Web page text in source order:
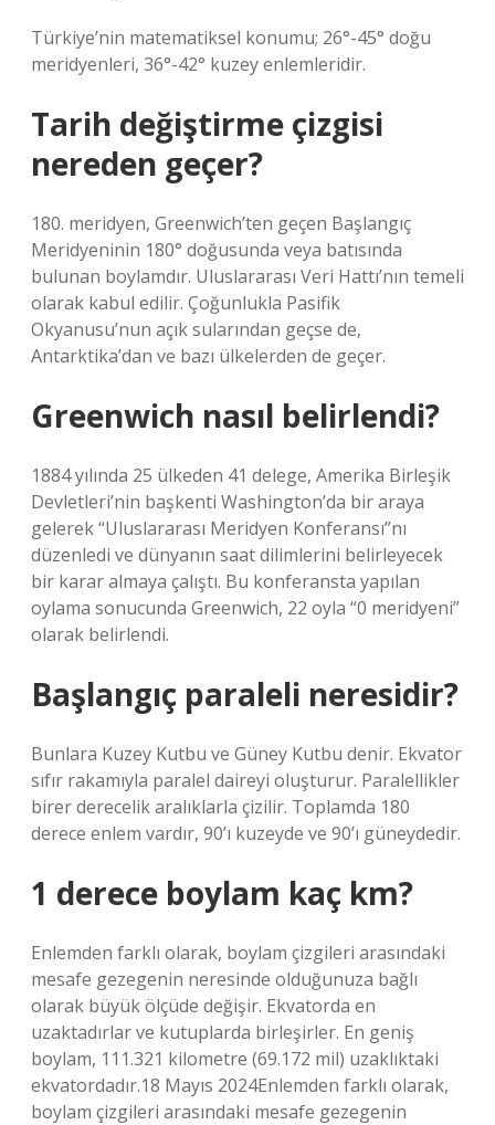
Türkiye’nin matematiksel konumu; 26°-45° doğu
meridyenleri, 36°-42° kuzey enlemleridir.
Tarih değiştirme çizgisi
nereden geçer?
180. meridyen, Greenwich’ten geçen Başlangıç ​​
Meridyeninin 180° doğusunda veya batısında
bulunan boylamdır. Uluslararası Veri Hattı’nın temeli
olarak kabul edilir. Çoğunlukla Pasifik
Okyanusu’nun açık sularından geçse de,
Antarktika’dan ve bazı ülkelerden de geçer.
Greenwich nasıl belirlendi?
1884 yılında 25 ülkeden 41 delege, Amerika Birleşik
Devletleri’nin başkenti Washington’da bir araya
gelerek “Uluslararası Meridyen Konferansı”nı
düzenledi ve dünyanın saat dilimlerini belirleyecek
bir karar almaya çalıştı. Bu konferansta yapılan
oylama sonucunda Greenwich, 22 oyla “0 meridyeni”
olarak belirlendi.
Başlangıç paraleli neresidir?
Bunlara Kuzey Kutbu ve Güney Kutbu denir. Ekvator
sıfır rakamıyla paralel daireyi oluşturur. Paralellikler
birer derecelik aralıklarla çizilir. Toplamda 180
derece enlem vardır, 90’ı kuzeyde ve 90’ı güneydedir.
1 derece boylam kaç km?
Enlemden farklı olarak, boylam çizgileri arasındaki
mesafe gezegenin neresinde olduğunuza bağlı
olarak büyük ölçüde değişir. Ekvatorda en
uzaktadırlar ve kutuplarda birleşirler. En geniş
boylam, 111.321 kilometre (69.172 mil) uzaklıktaki
ekvatordadır.18 Mayıs 2024Enlemden farklı olarak,
boylam çizgileri arasındaki mesafe gezegenin